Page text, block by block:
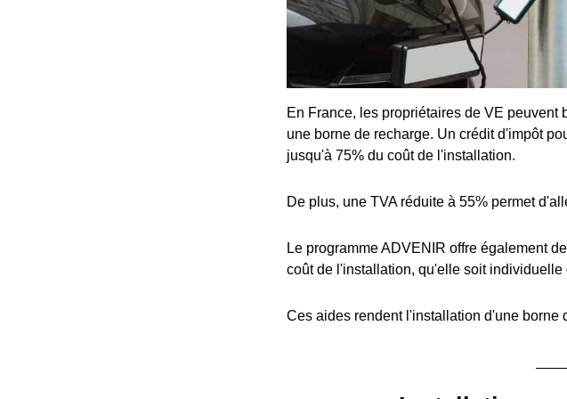
En France, les propriétaires de VE
une borne de recharge. Un crédit d'impôt
jusqu'à 75% du coût de l'installation.
De plus, une TVA réduite à 55% permet
Le programme ADVENIR offre également
coût de l'installation, qu'elle soit individuelle
Ces aides rendent l'installation d'une borne